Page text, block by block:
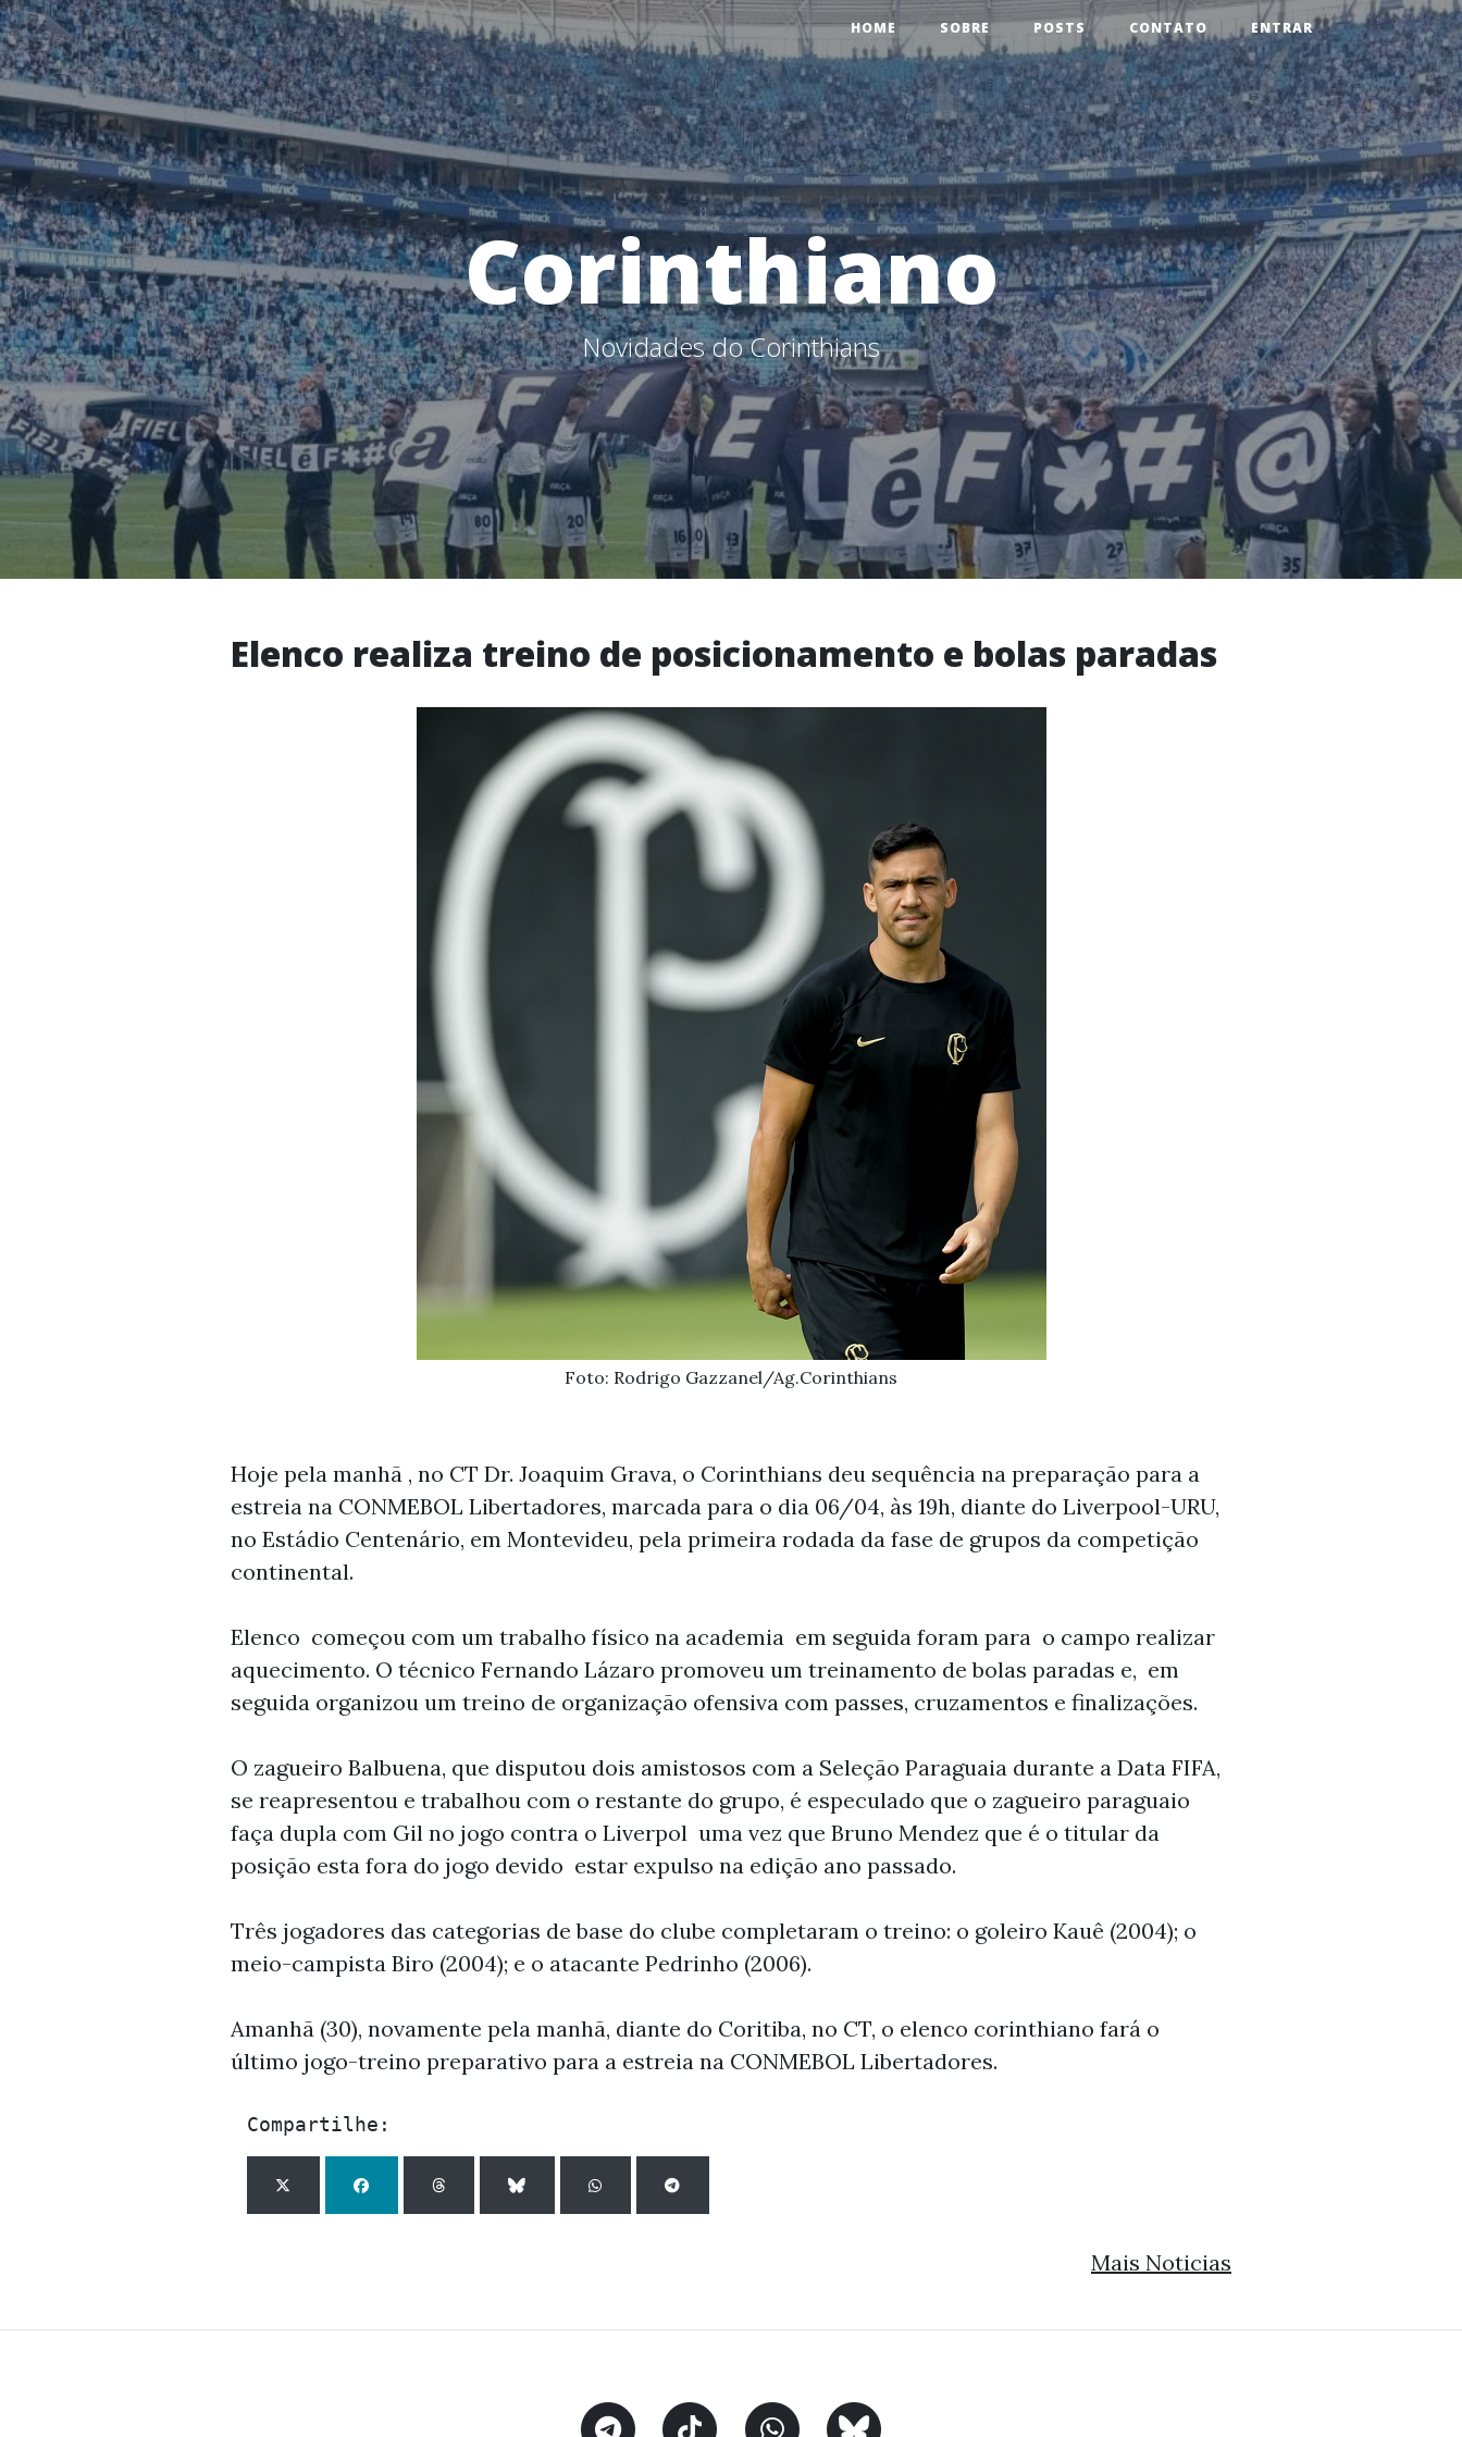
HOME SOBRE POSTS CONTATO ENTRAR
Corinthiano
Novidades do Corinthians
Elenco realiza treino de posicionamento e bolas paradas
Foto: Rodrigo Gazzanel/Ag.Corinthians
Hoje pela manhã , no CT Dr. Joaquim Grava, o Corinthians deu sequência na preparação para a
estreia na CONMEBOL Libertadores, marcada para o dia 06/04, às 19h, diante do Liverpool-URU,
no Estádio Centenário, em Montevideu, pela primeira rodada da fase de grupos da competição
continental.
Elenco começou com um trabalho físico na academia em seguida foram para o campo realizar
aquecimento. O técnico Fernando Lázaro promoveu um treinamento de bolas paradas e, em
seguida organizou um treino de organização ofensiva com passes, cruzamentos e finalizações.
O zagueiro Balbuena, que disputou dois amistosos com a Seleção Paraguaia durante a Data FIFA,
se reapresentou e trabalhou com o restante do grupo, é especulado que o zagueiro paraguaio
faça dupla com Gil no jogo contra o Liverpol uma vez que Bruno Mendez que é o titular da
posição esta fora do jogo devido estar expulso na edição ano passado.
Três jogadores das categorias de base do clube completaram o treino: o goleiro Kauê (2004); o
meio-campista Biro (2004); e o atacante Pedrinho (2006).
Amanhã (30), novamente pela manhã, diante do Coritiba, no CT, o elenco corinthiano fará o
último jogo-treino preparativo para a estreia na CONMEBOL Libertadores.
Compartilhe:
Mais Noticias